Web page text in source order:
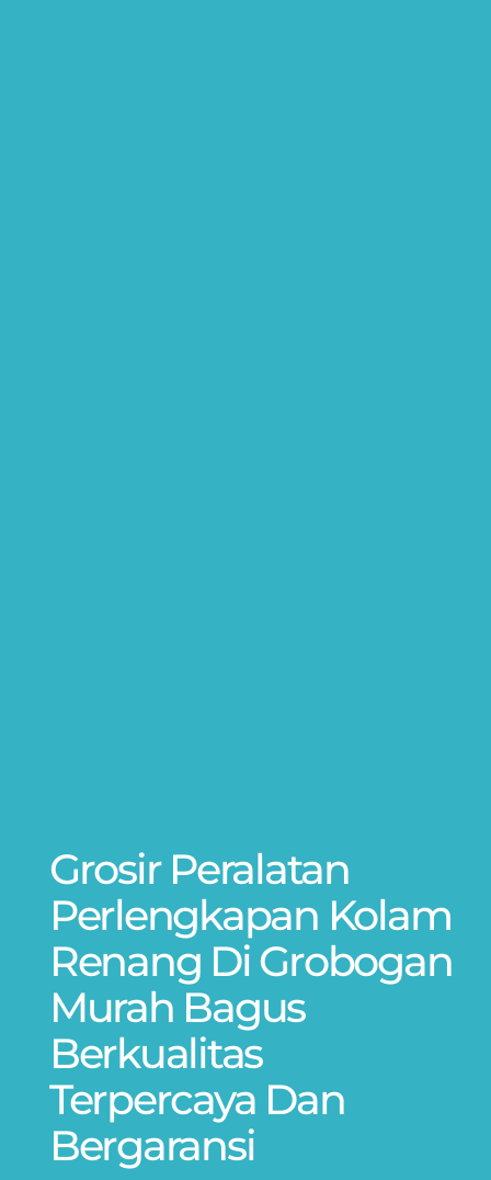
Grosir Peralatan
Perlengkapan Kolam
Renang Di Grobogan
Murah Bagus
Berkualitas
Terpercaya Dan
Bergaransi